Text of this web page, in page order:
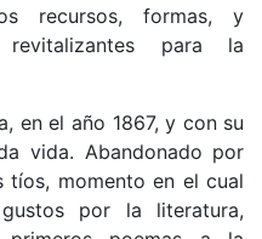
recursos, formas, y
revitalizantes para la
en el año 1867, y con su
vida. Abandonado por
tíos, momento en el cual
por la literatura,